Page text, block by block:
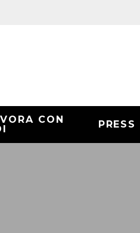
CON
PRESS